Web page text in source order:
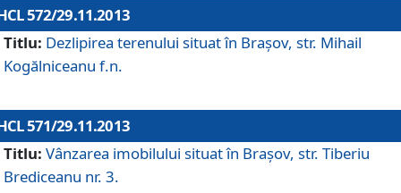
572/29.11.2013
Titlu: Dezlipirea terenului situat în Braşov, str. Mihail
Kogălniceanu f.n.
571/29.11.2013
Titlu: Vânzarea imobilului situat în Braşov, str. Tiberiu
Brediceanu nr. 3.